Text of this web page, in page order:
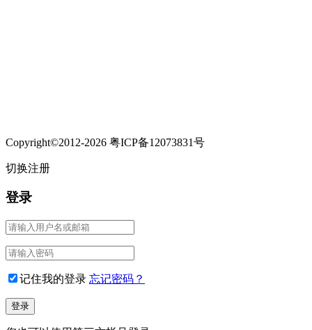
Copyright©2012-2026 粤ICP备12073831号
切换注册
登录
记住我的登录 忘记密码？